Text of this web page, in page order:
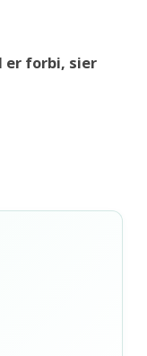
er forbi, sier